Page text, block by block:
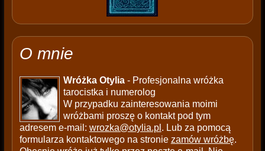
O mnie
Wróżka Otylia- Profesjonalna wróżka
tarocistka i numerolog
W przypadku zainteresowania moimi
wróżbami proszę o kontakt pod tym
adresem e-mail: wrozka@otylia.pl . Lub za pomocą
formularza kontaktowego na stronie zamów wróżbę.